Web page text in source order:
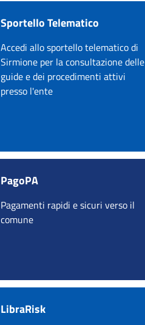
Sportello Telematico
Accedi allo sportello telematico di
Sirmione per la consultazione delle
guide e dei procedimenti attivi
presso l'ente
PagoPA
Pagamenti rapidi e sicuri verso il
comune
LibraRisk